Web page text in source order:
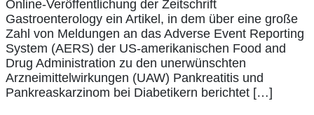
Online-Veröffentlichung der Zeitschrift
Gastroenterology ein Artikel, in dem über eine große
Zahl von Meldungen an das Adverse Event Reporting
System (AERS) der US-amerikanischen Food and
Drug Administration zu den unerwünschten
Arzneimittelwirkungen (UAW) Pankreatitis und
Pankreaskarzinom bei Diabetikern berichtet […]